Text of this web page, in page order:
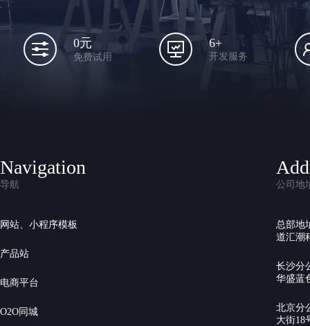
0元
免费试用
6+
开发服务
Navigation
导航
网站、小程序模板
产品站
电商平台
O2O同城
公司地
总部地
道汇潮
长沙分
华盛蓝
北京分
大街18